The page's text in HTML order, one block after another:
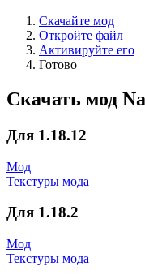
Скачайте мод
Откройте файл
Активируйте его
Готово
Скачать мод
Для 1.18.12
Мод
Текстуры мода
Для 1.18.2
Мод
Текстуры мода